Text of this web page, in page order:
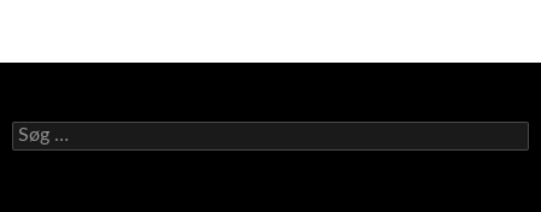
Søg
efter: